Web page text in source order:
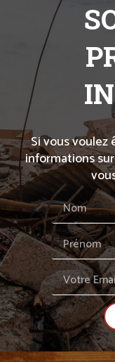
Si vous voulez
informations